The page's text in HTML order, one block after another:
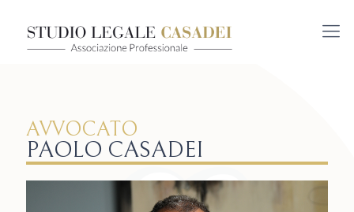
AVVOCATO
PAOLO CASADEI